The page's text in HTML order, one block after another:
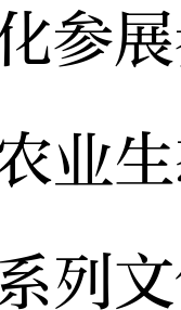
展
业
列